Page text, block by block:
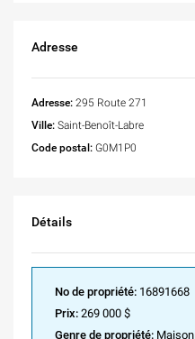
Adresse
Adresse: 295 Route 271
Ville: Saint-Benoît-Labre
Code postal: G0M1P0
Détails
No de propriété: 16891668
Prix: 269 000 $
Genre de propriété: Maison